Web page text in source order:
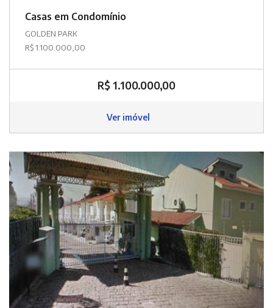
Casas em Condomínio
GOLDEN PARK
R$ 1.100.000,00
R$ 1.100.000,00
Ver imóvel